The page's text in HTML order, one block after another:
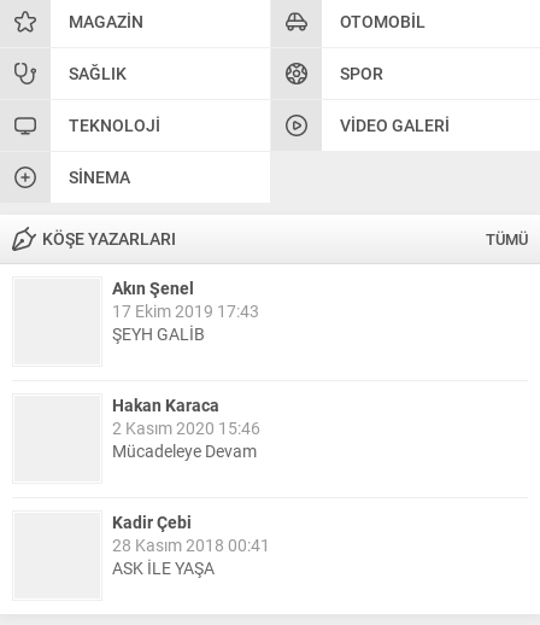
MAGAZIN OTOMOBIL
SAĞLIK SPOR
TEKNOLOJI VIDEO GALERI
SINEMA
KÖŞE YAZARLARI TÜMÜ
Akın Şenel
17 Ekim 2019 17:43
ŞEYH GALİB
Hakan Karaca
2 Kasım 2020 15:46
Mücadeleye Devam
Kadir Çebi
28 Kasım 2018 00:41
ASK İLE YAŞA